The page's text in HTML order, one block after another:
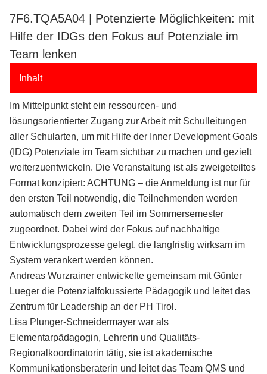
7F6.TQA5A04 | Potenzierte Möglichkeiten: mit
Hilfe der IDGs den Fokus auf Potenziale im
Team lenken
Inhalt
Im Mittelpunkt steht ein ressourcen- und
lösungsorientierter Zugang zur Arbeit mit Schulleitungen
aller Schularten, um mit Hilfe der Inner Development Goals
(IDG) Potenziale im Team sichtbar zu machen und gezielt
weiterzuentwickeln. Die Veranstaltung ist als zweigeteiltes
Format konzipiert: ACHTUNG – die Anmeldung ist nur für
den ersten Teil notwendig, die Teilnehmenden werden
automatisch dem zweiten Teil im Sommersemester
zugeordnet. Dabei wird der Fokus auf nachhaltige
Entwicklungsprozesse gelegt, die langfristig wirksam im
System verankert werden können.
Andreas Wurzrainer entwickelte gemeinsam mit Günter
Lueger die Potenzialfokussierte Pädagogik und leitet das
Zentrum für Leadership an der PH Tirol.
Lisa Plunger-Schneidermayer war als
Elementarpädagogin, Lehrerin und Qualitäts-
Regionalkoordinatorin tätig, sie ist akademische
Kommunikationsberaterin und leitet das Team QMS und